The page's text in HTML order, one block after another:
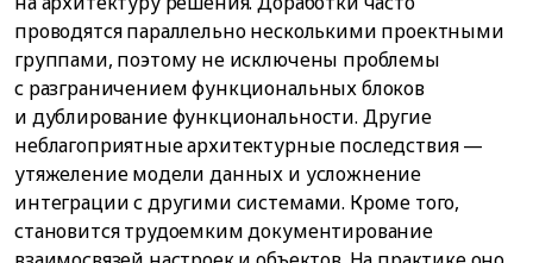
проводятся параллельно несколькими проектными
группами, поэтому не исключены проблемы
с разграничением функциональных блоков
и дублирование функциональности. Другие
неблагоприятные архитектурные последствия —
утяжеление модели данных и усложнение
интеграции с другими системами. Кроме того,
становится трудоемким документирование